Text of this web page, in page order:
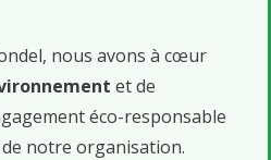
nous avons à cœur
et de
éco-responsable
notre organisation.